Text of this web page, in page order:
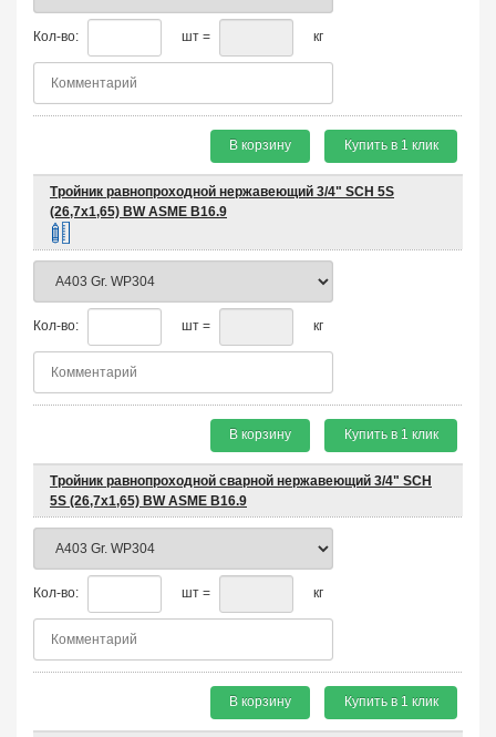
Кол-во: шт = кг
В корзину Купить в 1 клик
Тройник равнопроходной нержавеющий 3/4" SCH 5S
(26,7х1,65) BW ASME B16.9
Кол-во: шт = кг
В корзину Купить в 1 клик
Тройник равнопроходной сварной нержавеющий 3/4" SCH
5S (26,7х1,65) BW ASME B16.9
Кол-во: шт = кг
В корзину Купить в 1 клик